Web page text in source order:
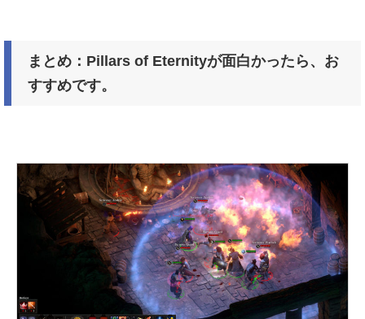
まとめ：Pillars of Eternityが面白かったら、お
すすめです。